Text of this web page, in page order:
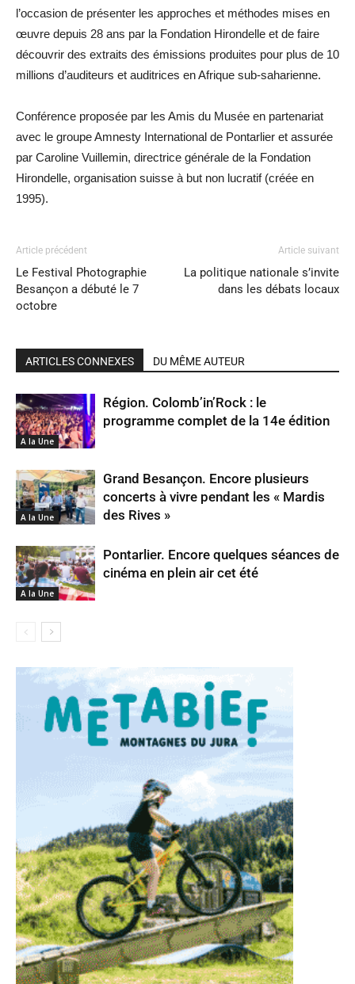
l’occasion de présenter les approches et méthodes mises en
œuvre depuis 28 ans par la Fondation Hirondelle et de faire
découvrir des extraits des émissions produites pour plus de 10
millions d’auditeurs et auditrices en Afrique sub-saharienne.
Conférence proposée par les Amis du Musée en partenariat
avec le groupe Amnesty International de Pontarlier et assurée
par Caroline Vuillemin, directrice générale de la Fondation
Hirondelle, organisation suisse à but non lucratif (créée en
1995).
Article précédent
Le Festival Photographie
Besançon a débuté le 7
octobre
Article suivant
La politique nationale s’invite
dans les débats locaux
ARTICLES CONNEXES DU MÊME AUTEUR
A la Une
Région. Colomb’in’Rock : le
programme complet de la 14e édition
A la Une
Grand Besançon. Encore plusieurs
concerts à vivre pendant les « Mardis
des Rives »
A la Une
Pontarlier. Encore quelques séances de
cinéma en plein air cet été